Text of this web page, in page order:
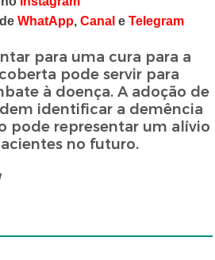
deWhatApp,Canal eTelegram
para uma cura para a
pode servir para
à doença. A adoção de
identificar a demência
pode representar um alívio
no futuro.